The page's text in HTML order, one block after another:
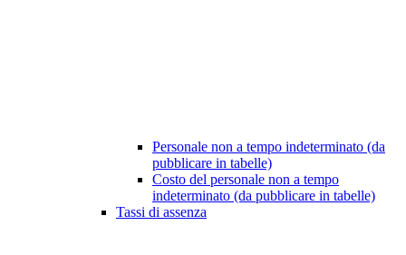
Personale non a tempo indeterminato (da
pubblicare in tabelle)
Costo del personale non a tempo
indeterminato (da pubblicare in tabelle)
Tassi di assenza